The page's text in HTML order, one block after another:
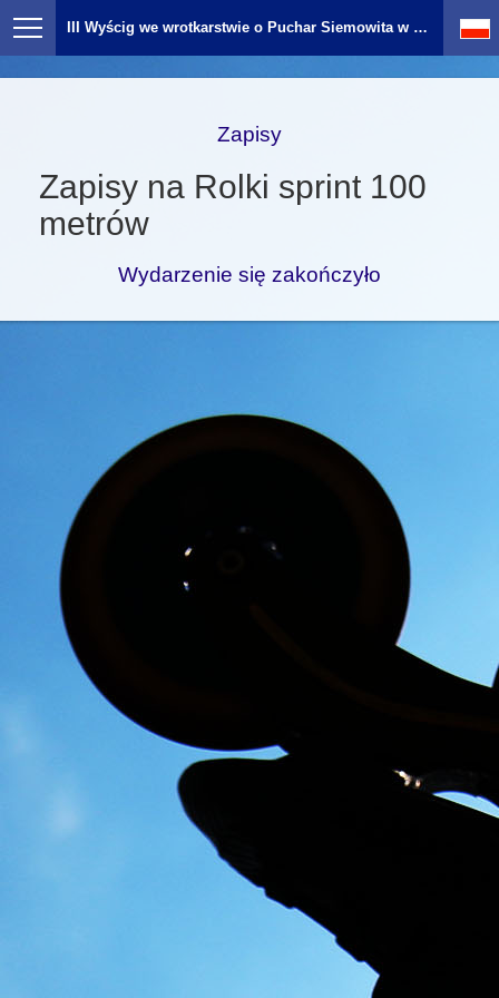
III Wyścig we wrotkarstwie o Puchar Siemowita w Gostyninie
Zapisy
Zapisy na Rolki sprint 100
metrów
Wydarzenie się zakończyło